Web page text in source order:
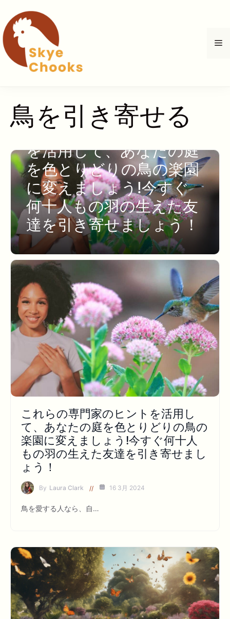
テ
ン
ツ
メ
鳥を引き寄せる
これらの専門家のヒント
を活用して、あなたの庭
を色とりどりの鳥の楽園
に変えましょう!今すぐ
何十人もの羽の生えた友
達を引き寄せましょう！
これらの専門家のヒントを活用し
て、あなたの庭を色とりどりの鳥の
楽園に変えましょう!今すぐ何十人
もの羽の生えた友達を引き寄せまし
ょう！
By Laura Clark 16 3月 2024
鳥を愛する人なら、自…